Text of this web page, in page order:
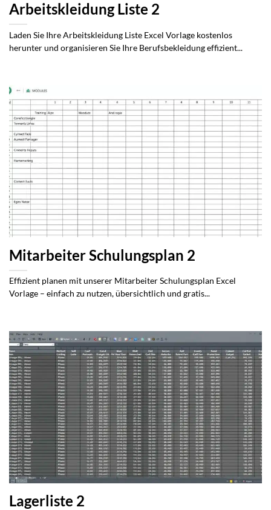
Arbeitskleidung Liste 2
Laden Sie Ihre Arbeitskleidung Liste Excel Vorlage kostenlos
herunter und organisieren Sie Ihre Berufsbekleidung effizient...
Mitarbeiter Schulungsplan 2
Effizient planen mit unserer Mitarbeiter Schulungsplan Excel
Vorlage – einfach zu nutzen, übersichtlich und gratis...
Lagerliste 2